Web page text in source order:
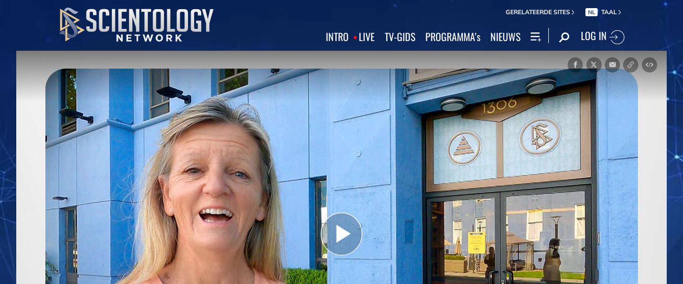
GERELATEERDE SITES NL TAAL
INTRO LIVE TV‑GIDS PROGRAMMA’s NIEUWS LOG IN
Play